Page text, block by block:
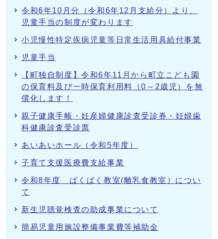
令和6年10月分（令和6年12月支給分）より、
児童手当の制度が変わります
小児慢性特定疾病児童等日常生活用具給付事業
児童手当
【町独自制度】令和6年11月から町立こども園
の保育料及び一時保育利用料（0～2歳児）を無
償化します！
親子健康手帳・妊産婦健康診査受診券・妊婦歯
科健康診査受診票
あいあいホール（令和5年度）
子育て支援医療費支給事業
令和8年度 ぱくぱく教室(離乳食教室）につい
て
新生児聴覚検査の助成事業について
簡易児童用施設整備事業費等補助金